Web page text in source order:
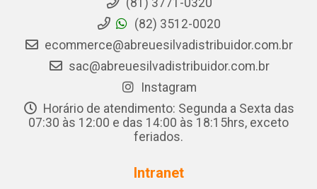
(81) 3771-0320
(82) 3512-0020
ecommerce@abreuesilvadistribuidor.com.br
sac@abreuesilvadistribuidor.com.br
Instagram
Horário de atendimento: Segunda a Sexta das
07:30 às 12:00 e das 14:00 às 18:15hrs, exceto
feriados.
Intranet